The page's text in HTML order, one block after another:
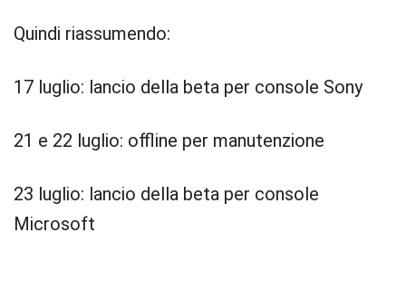
Quindi riassumendo:
17 luglio: lancio della beta per console Sony
21 e 22 luglio: offline per manutenzione
23 luglio: lancio della beta per console
Microsoft